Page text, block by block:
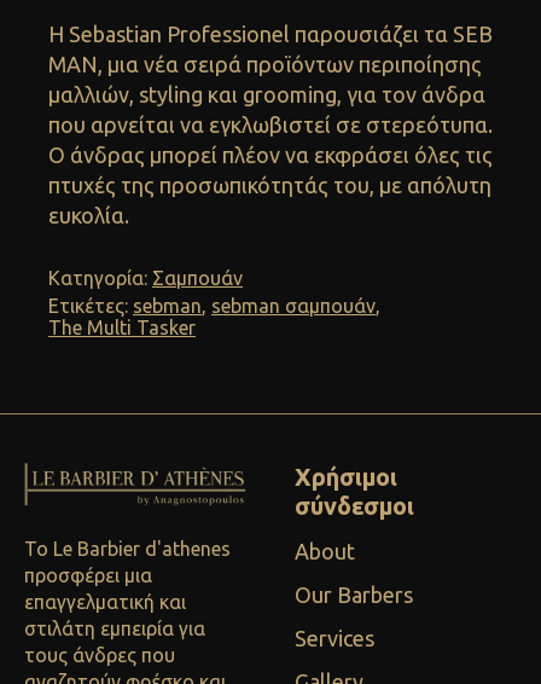
H Sebastian Professionel παρουσιάζει τα SEB
MAN, μια νέα σειρά προϊόντων περιποίησης
μαλλιών, styling και grooming, για τον άνδρα
που αρνείται να εγκλωβιστεί σε στερεότυπα.
Ο άνδρας μπορεί πλέον να εκφράσει όλες τις
πτυχές της προσωπικότητάς του, με απόλυτη
ευκολία.
Κατηγορία: Σαμπουάν
Ετικέτες: sebman, sebman σαμπουάν,
The Multi Tasker
Το Le Barbier d'athenes
προσφέρει μια
επαγγελματική και
στιλάτη εμπειρία για
τους άνδρες που
Χρήσιμοι
σύνδεσμοι
About
Our Barbers
Services